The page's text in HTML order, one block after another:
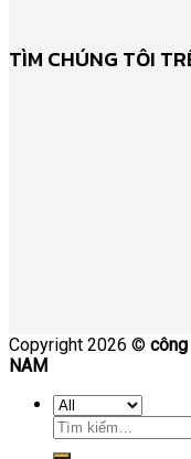
TÌM CHÚNG TÔI
Copyright 2026 © công
NAM